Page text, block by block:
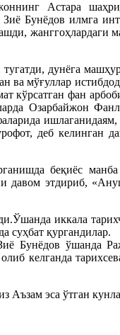
Астара
Бунёдов илмга
жанггоҳлардаги
дунёга
ва мўғуллар
кўрсатган фан
Озарбайжон
деб келинган
беқиёс
давом этдириб,
иккала
суҳбат қургандилар.
Бунёдов ўшанда
келганда
эса ўтган